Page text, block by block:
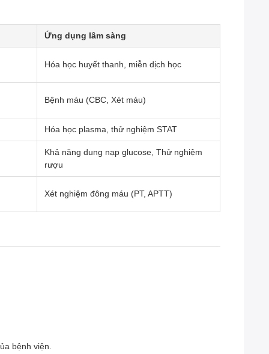
Ứng dụng lâm sàng
Hóa học huyết thanh, miễn dịch học
Bệnh máu (CBC, Xét máu)
Hóa học plasma, thử nghiệm STAT
Khả năng dung nạp glucose, Thử nghiệm
rượu
Xét nghiệm đông máu (PT, APTT)
bệnh viện.